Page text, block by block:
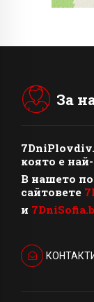
За
която е
В нашето
сайтовете
и